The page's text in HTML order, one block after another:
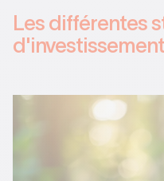
Les différentes